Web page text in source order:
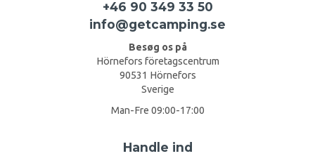
+46 90 349 33 50
info@getcamping.se
Besøg os på
Hörnefors företagscentrum
90531 Hörnefors
Sverige
Man-Fre 09:00-17:00
Handle ind